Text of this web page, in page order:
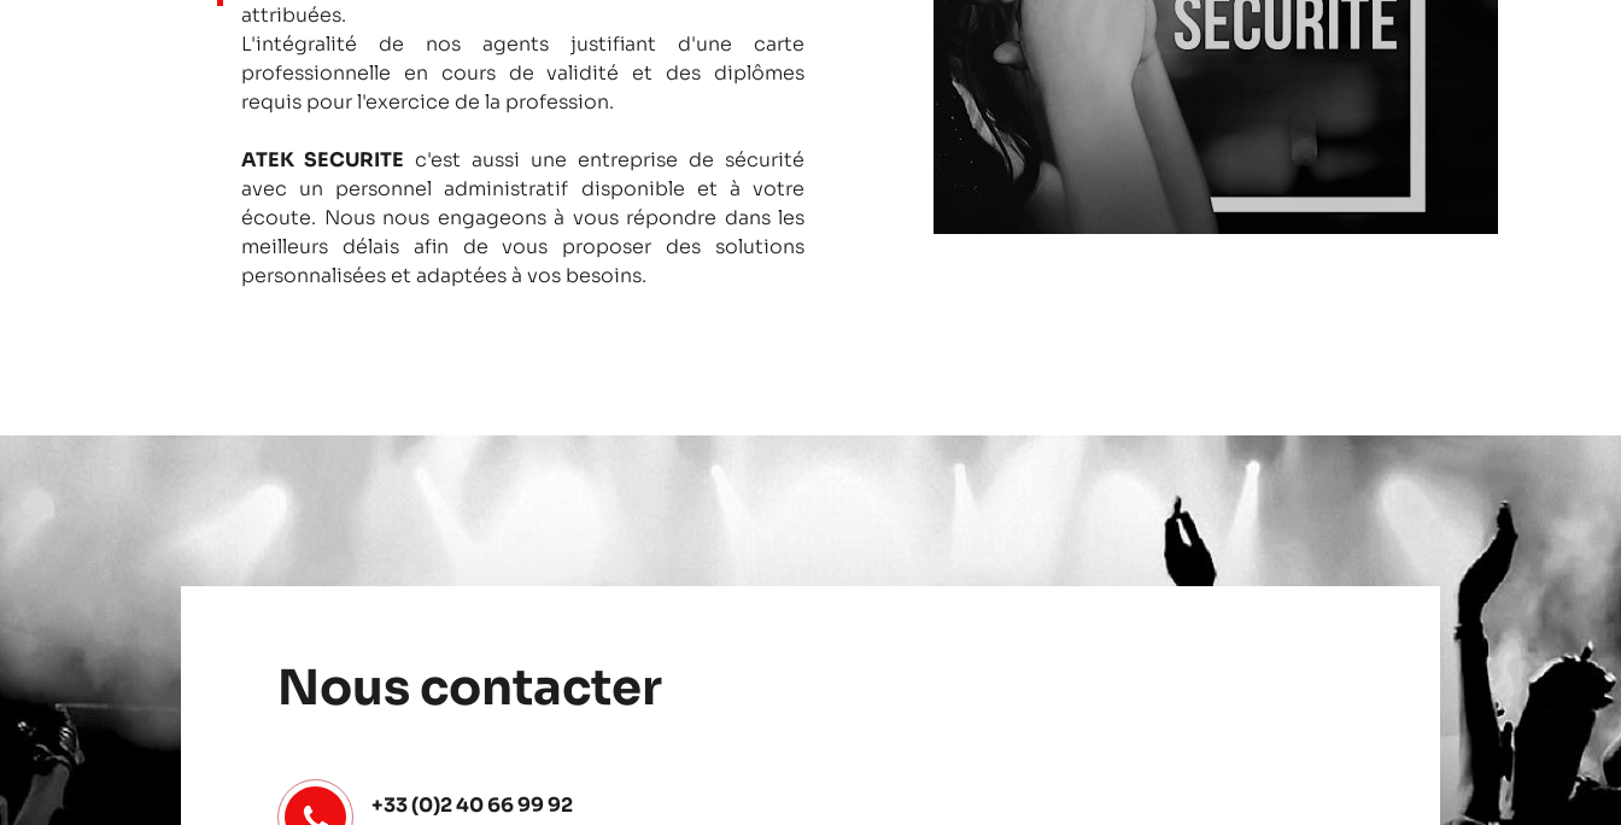
attribuées.
L'intégralité de nos agents justifiant d'une carte
professionnelle en cours de validité et des diplômes
requis pour l'exercice de la profession.
ATEK SECURITE c'est aussi une entreprise de sécurité
avec un personnel administratif disponible et à votre
écoute. Nous nous engageons à vous répondre dans les
meilleurs délais afin de vous proposer des solutions
personnalisées et adaptées à vos besoins.
Nous contacter
+33 (0)2 40 66 99 92